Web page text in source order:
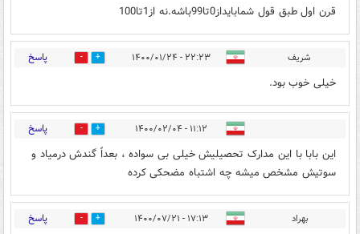
قرن اول طبق قول شمابایداز0تا99باشه.نه از1تا100
شریف ۲۲:۲۳ - ۱۴۰۰/۰۱/۲۴ 0 پاسخ
خیلی خوب بود.
۱۱:۱۲ - ۱۴۰۰/۰۲/۰۴ 1 پاسخ
این بابا با این مدارک تحصیلیش خیلی بی سواده ، بعداً گندش درمیاد و
سوتیش مشخص میشه چه اشتباه مضحکی کرده
بهراد ۱۷:۱۳ - ۱۴۰۰/۰۷/۲۱ 2 پاسخ